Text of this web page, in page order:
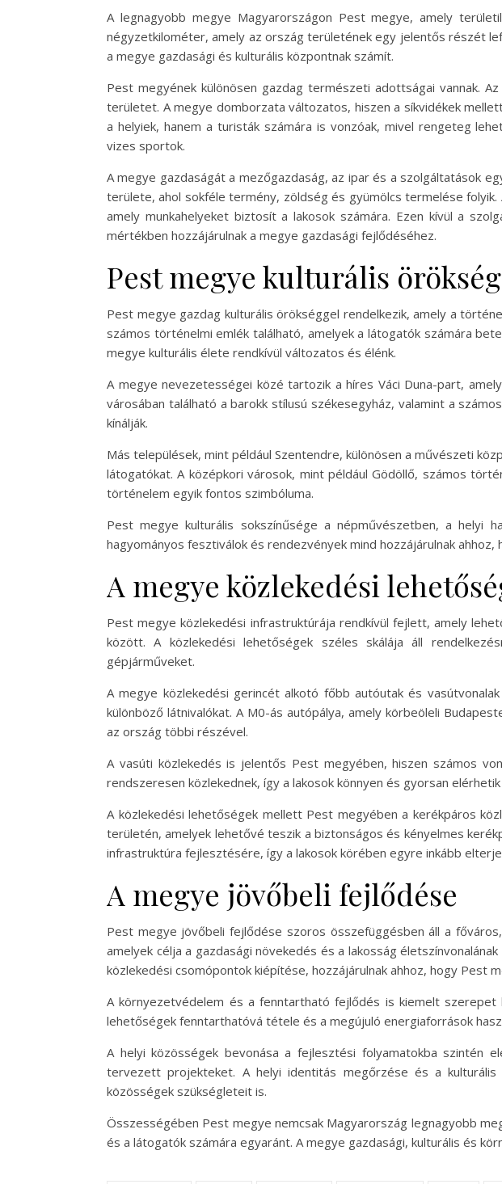
A legnagyobb megye Magyarországon Pest megye, amely
négyzetkilométer, amely az ország területének egy jelentős részét
a megye gazdasági és kulturális központnak számít.
Pest megyének különösen gazdag természeti adottságai vannak.
területet. A megye domborzata változatos, hiszen a síkvidékek
a helyiek, hanem a turisták számára is vonzóak, mivel rengeteg
vizes sportok.
A megye gazdaságát a mezőgazdaság, az ipar és a szolgáltatások
területe, ahol sokféle termény, zöldség és gyümölcs termelése
amely munkahelyeket biztosít a lakosok számára. Ezen kívül a
mértékben hozzájárulnak a megye gazdasági fejlődéséhez.
Pest megye kulturális
Pest megye gazdag kulturális örökséggel rendelkezik, amely a
számos történelmi emlék található, amelyek a látogatók számára
megye kulturális élete rendkívül változatos és élénk.
A megye nevezetességei közé tartozik a híres Váci Duna-part,
városában található a barokk stílusú székesegyház, valamint a
kínálják.
Más települések, mint például Szentendre, különösen a művészeti
látogatókat. A középkori városok, mint például Gödöllő, számos
történelem egyik fontos szimbóluma.
Pest megye kulturális sokszínűsége a népművészetben, a helyi
hagyományos fesztiválok és rendezvények mind hozzájárulnak
A megye közlekedési
Pest megye közlekedési infrastruktúrája rendkívül fejlett, amely
között. A közlekedési lehetőségek széles skálája áll
gépjárműveket.
A megye közlekedési gerincét alkotó főbb autóutak és
különböző látnivalókat. A M0-ás autópálya, amely körbeöleli
az ország többi részével.
A vasúti közlekedés is jelentős Pest megyében, hiszen számos
rendszeresen közlekednek, így a lakosok könnyen és gyorsan
A közlekedési lehetőségek mellett Pest megyében a kerékpáros
területén, amelyek lehetővé teszik a biztonságos és kényelmes
infrastruktúra fejlesztésére, így a lakosok körében egyre inkább
A megye jövőbeli fejlődése
Pest megye jövőbeli fejlődése szoros összefüggésben áll a
amelyek célja a gazdasági növekedés és a lakosság
közlekedési csomópontok kiépítése, hozzájárulnak ahhoz, hogy Pest
A környezetvédelem és a fenntartható fejlődés is kiemelt
lehetőségek fenntarthatóvá tétele és a megújuló energiaforrások
A helyi közösségek bevonása a fejlesztési folyamatokba szintén
tervezett projekteket. A helyi identitás megőrzése és a
közösségek szükségleteit is.
Összességében Pest megye nemcsak Magyarország legnagyobb
és a látogatók számára egyaránt. A megye gazdasági, kulturális és